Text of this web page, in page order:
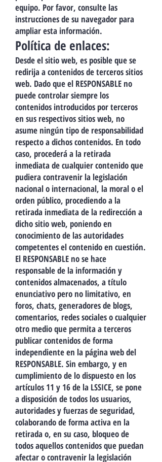
equipo. Por favor, consulte las
instrucciones de su navegador para
ampliar esta información.
Política de enlaces:
Desde el sitio web, es posible que se
redirija a contenidos de terceros sitios
web. Dado que el RESPONSABLE no
puede controlar siempre los
contenidos introducidos por terceros
en sus respectivos sitios web, no
asume ningún tipo de responsabilidad
respecto a dichos contenidos. En todo
caso, procederá a la retirada
inmediata de cualquier contenido que
pudiera contravenir la legislación
nacional o internacional, la moral o el
orden público, procediendo a la
retirada inmediata de la redirección a
dicho sitio web, poniendo en
conocimiento de las autoridades
competentes el contenido en cuestión.
El RESPONSABLE no se hace
responsable de la información y
contenidos almacenados, a título
enunciativo pero no limitativo, en
foros, chats, generadores de blogs,
comentarios, redes sociales o cualquier
otro medio que permita a terceros
publicar contenidos de forma
independiente en la página web del
RESPONSABLE. Sin embargo, y en
cumplimiento de lo dispuesto en los
artículos 11 y 16 de la LSSICE, se pone
a disposición de todos los usuarios,
autoridades y fuerzas de seguridad,
colaborando de forma activa en la
retirada o, en su caso, bloqueo de
todos aquellos contenidos que puedan
afectar o contravenir la legislación